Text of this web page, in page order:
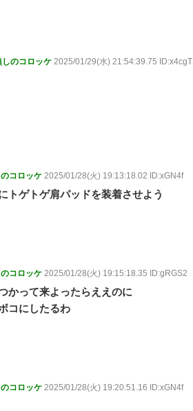
しのコロッケ 2025/01/29(水) 21:54:39.75 ID:x4cgT
コロッケ 2025/01/28(火) 19:13:18.02 ID:xGN4f
トゲトゲ肩パッドを装着させよう
コロッケ 2025/01/28(火) 19:15:18.35 ID:gRGS2
かって来よったらええのに
コにしたるわ
コロッケ 2025/01/28(火) 19:20:51.16 ID:xGN4f